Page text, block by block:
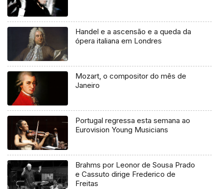
Handel e a ascensão e a queda da
ópera italiana em Londres
Mozart, o compositor do mês de
Janeiro
Portugal regressa esta semana ao
Eurovision Young Musicians
Brahms por Leonor de Sousa Prado
e Cassuto dirige Frederico de
Freitas